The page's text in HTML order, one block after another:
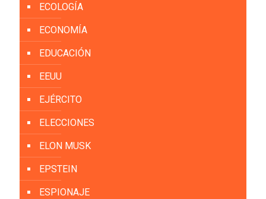
ECOLOGÍA
ECONOMÍA
EDUCACIÓN
EEUU
EJÉRCITO
ELECCIONES
ELON MUSK
EPSTEIN
ESPIONAJE